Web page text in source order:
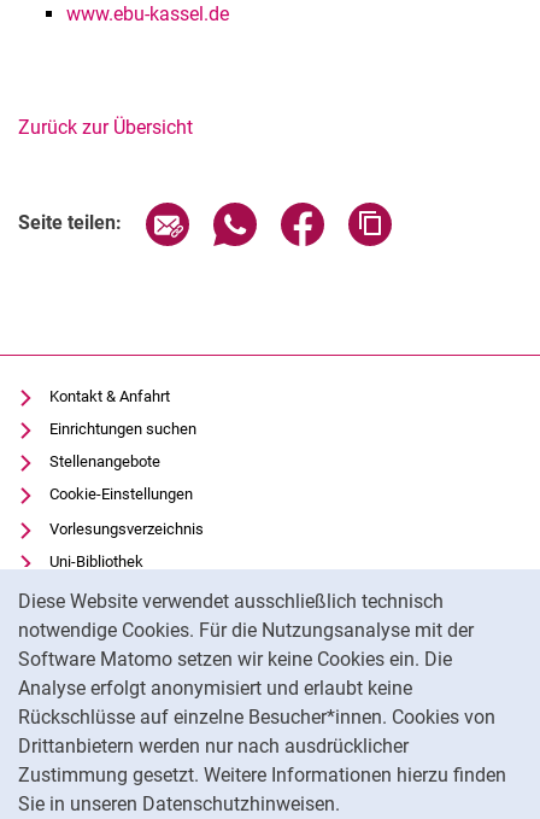
Diese Website verwendet ausschließlich technisch
notwendige Cookies. Für die Nutzungsanalyse mit der
Software Matomo setzen wir keine Cookies ein. Die
Analyse erfolgt anonymisiert und erlaubt keine
Rückschlüsse auf einzelne Besucher*innen. Cookies von
Drittanbietern werden nur nach ausdrücklicher
Zustimmung gesetzt. Weitere Informationen hierzu finden
Sie in unseren Datenschutzhinweisen.
www.ebu-kassel.de
Zurück zur Übersicht
Seite teilen: Seite über E-Mail teilen
Seite über WhatsApp teilen
Seite über Facebook
Kontakt & Anfahrt
Einrichtungen suchen
Stellenangebote
Cookie-Einstellungen
Vorlesungsverzeichnis
Uni-Bibliothek
Moodle
Panopto
Datenschutz
Barrierefreiheit
Transparenter KI-Einsatz